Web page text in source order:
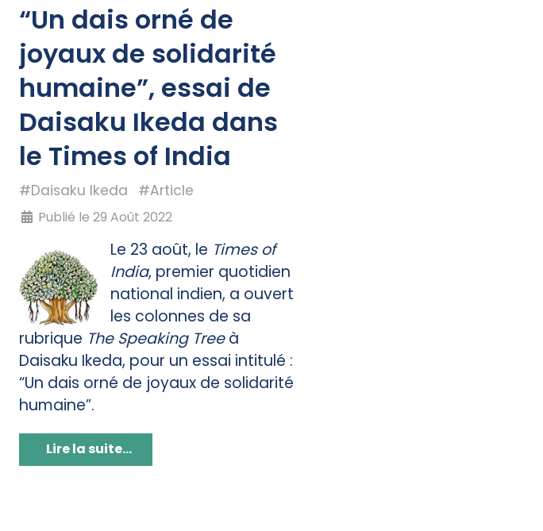
“Un dais orné de
joyaux de solidarité
humaine”, essai de
Daisaku Ikeda dans
le Times of India
#Daisaku Ikeda #Article
Publié le 29 Août 2022
Le 23 août, le Times of
India, premier quotidien
national indien, a ouvert
les colonnes de sa
rubrique The Speaking Treeà
Daisaku Ikeda, pour un essai intitulé :
“Un dais orné de joyaux de solidarité
humaine”.
Lire la suite...